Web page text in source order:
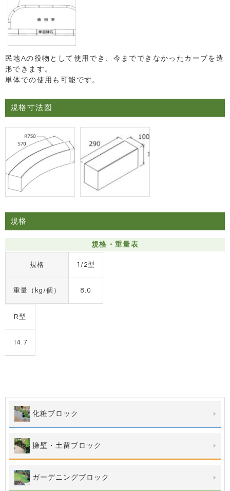
民地Aの役物として使用でき、今までできなかったカーブを造
形できます。
単体での使用も可能です。
規格寸法図
規格
規格・重量表
規格
重量（kg/個）
1/2型
8.0
R型
14.7
化粧ブロック
擁壁・土留ブロック
ガーデニングブロック